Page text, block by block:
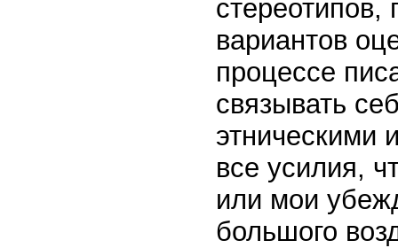
вариантов
процессе
связывать
этническими
все усилия,
или мои
большого